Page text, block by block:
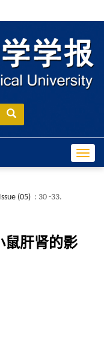
Issue (05) : 30 -33.
鼠肝肾的影